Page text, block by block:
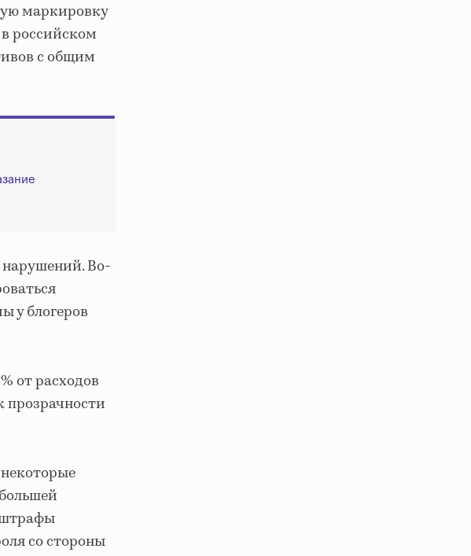
маркировку
российском
с общим
нарушений. Во-
у блогеров
от расходов
прозрачности
штрафы
со стороны